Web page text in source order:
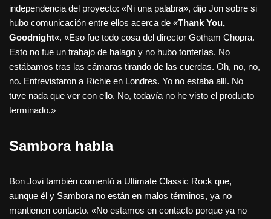
independencia del proyecto: «Ni una palabra», dijo Jon sobre si
hubo comunicación entre ellos acerca de «Thank You,
Goodnight«. «Eso fue todo cosa del director Gotham Chopra.
Esto no fue un trabajo de halago y no hubo tonterías. No
estábamos tras las cámaras tirando de las cuerdas. Oh, no, no,
no. Entrevistaron a Richie en Londres. Yo no estaba allí. No
tuve nada que ver con ello. No, todavía no he visto el producto
terminado.»
Sambora habla
Bon Jovi también comentó a Ultimate Classic Rock que,
aunque él y Sambora no están en malos términos, ya no
mantienen contacto. «No estamos en contacto porque ya no